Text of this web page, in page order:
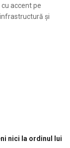
accent pe
și
nici la ordinul lui